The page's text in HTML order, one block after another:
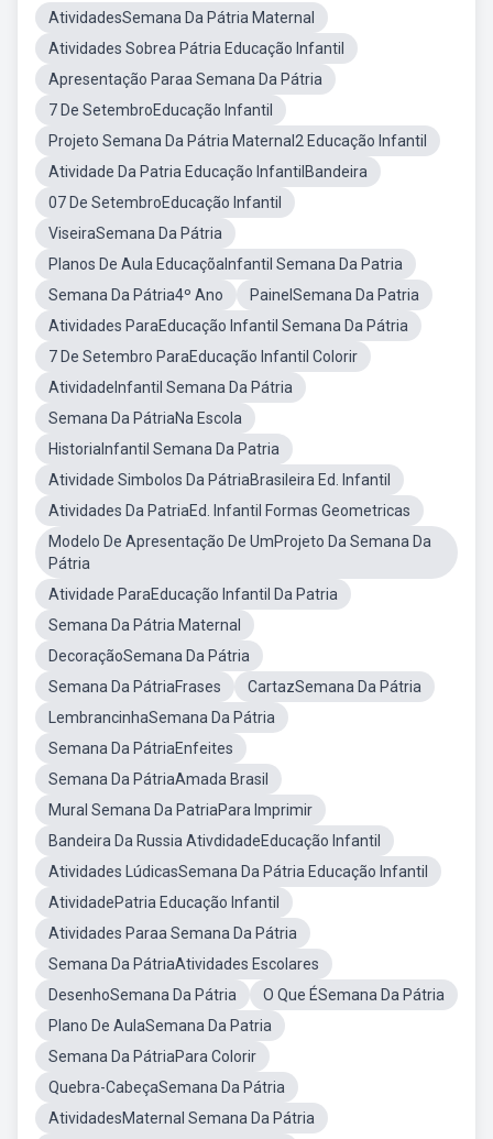
AtividadesSemana Da Pátria Maternal
Atividades Sobrea Pátria Educação Infantil
Apresentação Paraa Semana Da Pátria
7 De SetembroEducação Infantil
Projeto Semana Da Pátria Maternal2 Educação Infantil
Atividade Da Patria Educação InfantilBandeira
07 De SetembroEducação Infantil
ViseiraSemana Da Pátria
Planos De Aula EducaçõaInfantil Semana Da Patria
Semana Da Pátria4º Ano
PainelSemana Da Patria
Atividades ParaEducação Infantil Semana Da Pátria
7 De Setembro ParaEducação Infantil Colorir
AtividadeInfantil Semana Da Pátria
Semana Da PátriaNa Escola
HistoriaInfantil Semana Da Patria
Atividade Simbolos Da PátriaBrasileira Ed. Infantil
Atividades Da PatriaEd. Infantil Formas Geometricas
Modelo De Apresentação De UmProjeto Da Semana Da
Pátria
Atividade ParaEducação Infantil Da Patria
Semana Da Pátria Maternal
DecoraçãoSemana Da Pátria
Semana Da PátriaFrases
CartazSemana Da Pátria
LembrancinhaSemana Da Pátria
Semana Da PátriaEnfeites
Semana Da PátriaAmada Brasil
Mural Semana Da PatriaPara Imprimir
Bandeira Da Russia AtivdidadeEducação Infantil
Atividades LúdicasSemana Da Pátria Educação Infantil
AtividadePatria Educação Infantil
Atividades Paraa Semana Da Pátria
Semana Da PátriaAtividades Escolares
DesenhoSemana Da Pátria
O Que ÉSemana Da Pátria
Plano De AulaSemana Da Patria
Semana Da PátriaPara Colorir
Quebra-CabeçaSemana Da Pátria
AtividadesMaternal Semana Da Pátria